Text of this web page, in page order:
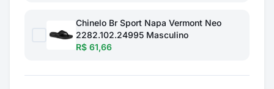
Chinelo Br Sport Napa Vermont Neo
2282.102.24995 Masculino
R$ 61,66